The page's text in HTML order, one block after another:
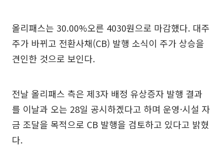
올리패스는 30.00%오른 4030원으로 마감했다. 대주
주가 바뀌고 전환사채(CB) 발행 소식이 주가 상승을
견인한 것으로 보인다.
전날 올리패스 측은 제3자 배정 유상증자 발행 결과
를 이날과 오는 28일 공시하겠다고 하며 운영·시설 자
금 조달을 목적으로 CB 발행을 검토하고 있다고 밝혔
다.